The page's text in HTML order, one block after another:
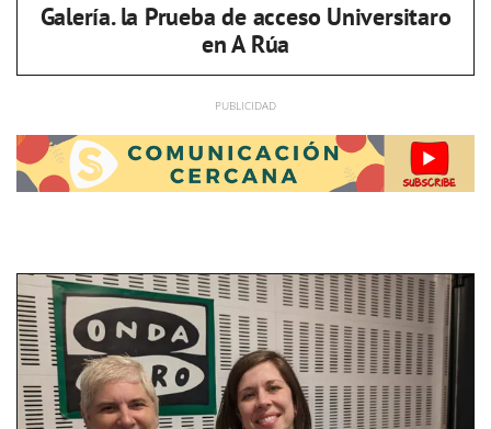
Galería. la Prueba de acceso Universitaro
en A Rúa